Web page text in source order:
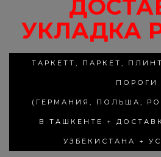
УКЛАДКА
ТАРКЕТТ, ПАРКЕТ,
ПОРОГИ
(ГЕРМАНИЯ, ПОЛЬША,
В ТАШКЕНТЕ +
УЗБЕКИСТАНА +